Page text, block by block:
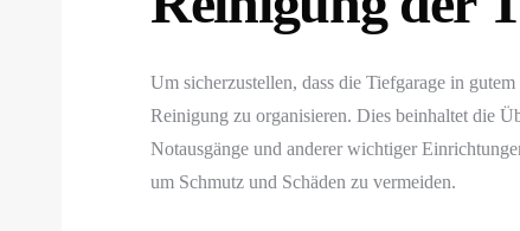
Um sicherzustellen, dass die Tiefgarage in
Reinigung zu organisieren. Dies beinhaltet die
Notausgänge und anderer wichtiger
um Schmutz und Schäden zu vermeiden.